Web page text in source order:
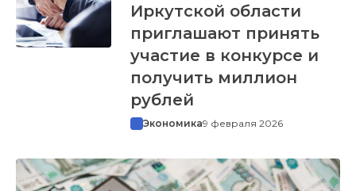
Иркутской области
приглашают принять
участие в конкурсе и
получить миллион
рублей
Экономика9 февраля 2026